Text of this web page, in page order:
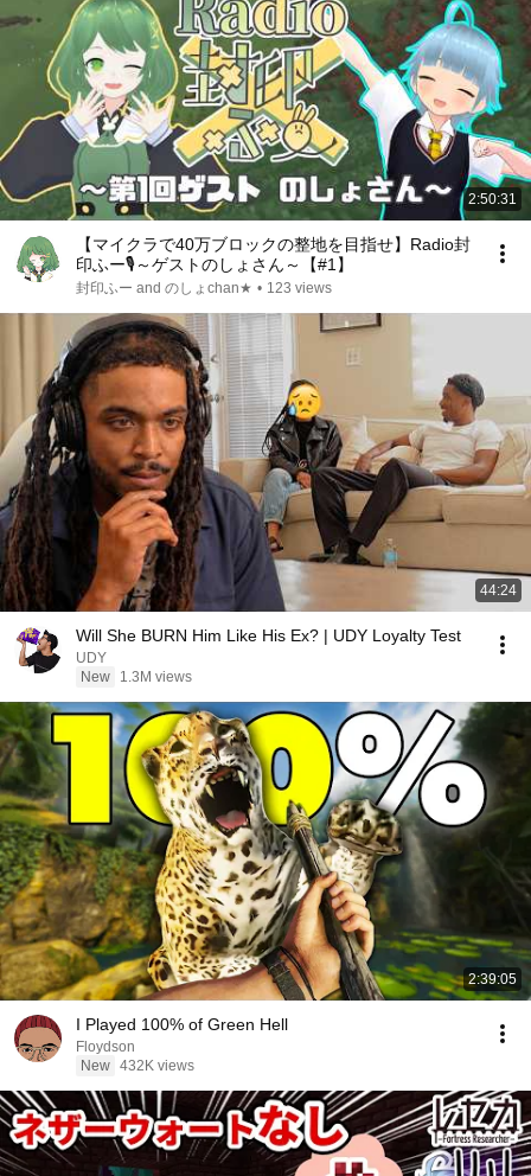
2:50:31
【マイクラで40万ブロックの整地を目指せ】Radio封
印ふー🎙️～ゲストのしょさん～【#1】
封印ふー and のしょchan★ • 123 views
44:24
Will She BURN Him Like His Ex? | UDY Loyalty Test
UDY
New
1.3M views
2:39:05
I Played 100% of Green Hell
Floydson
New 432K views